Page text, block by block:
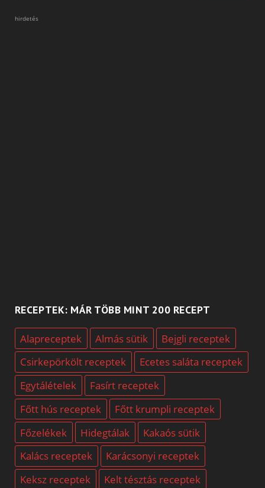
hirdetés
RECEPTEK: MÁR TÖBB MINT 200 RECEPT
Alapreceptek Almás sütik
Bejgli receptek
Csirkepörkölt receptek
Ecetes saláta receptek
Egytálételek
Fasírt receptek
Főtt hús receptek
Főtt krumpli receptek
Főzelékek
Hidegtálak
Kakaós sütik
Kalács receptek
Karácsonyi receptek
Keksz receptek
Kelt tésztás receptek